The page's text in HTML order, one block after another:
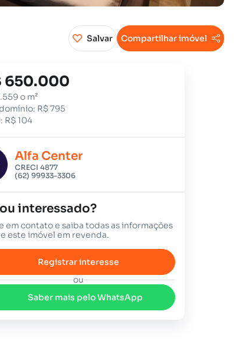
Salvar Compartilhar imóvel
650.000
o m²
R$ 795
R$ 104
Alfa Center
CRECI 4877
(62) 99933-3306
interessado?
em contato e saiba todas as informações
este imóvel em revenda.
Registrar interesse
ou
Saber mais pelo WhatsApp